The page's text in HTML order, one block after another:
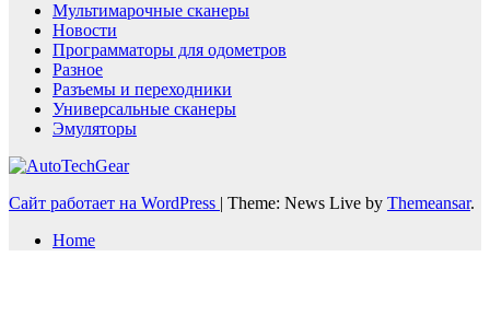
Мультимарочные сканеры
Новости
Программаторы для одометров
Разное
Разъемы и переходники
Универсальные сканеры
Эмуляторы
Сайт работает на WordPress | Theme: News Live by Themeansar.
Home